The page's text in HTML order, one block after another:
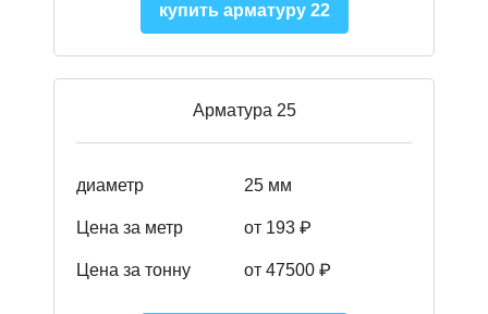
купить арматуру 22
Арматура 25
диаметр 25 мм
Цена за метр от 193 ₽
Цена за тонну от 47500 ₽